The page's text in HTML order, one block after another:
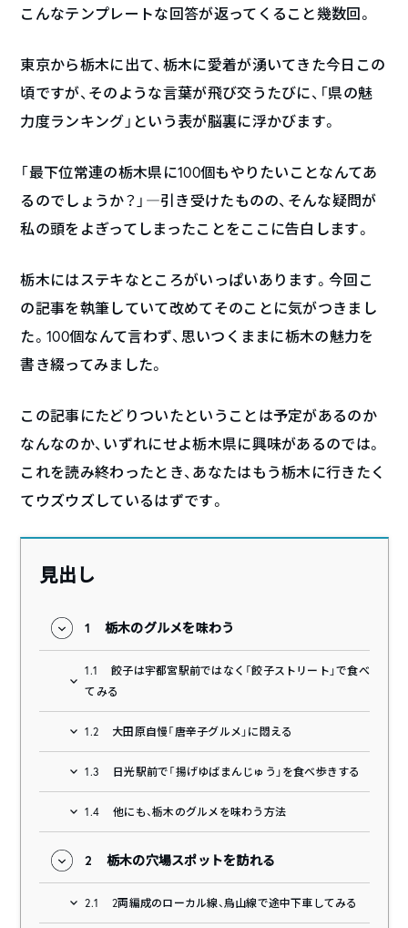
こんなテンプレートな回答が返ってくること幾数回。
東京から栃木に出て、栃木に愛着が湧いてきた今日この
頃ですが、そのような言葉が飛び交うたびに、「県の魅
力度ランキング」という表が脳裏に浮かびます。
「最下位常連の栃木県に100個もやりたいことなんてあ
るのでしょうか？」――――引き受けたものの、そんな疑問が
私の頭をよぎってしまったことをここに告白します。
栃木にはステキなところがいっぱいあります。今回こ
の記事を執筆していて改めてそのことに気がつきまし
た。100個なんて言わず、思いつくままに栃木の魅力を
書き綴ってみました。
この記事にたどりついたということは予定があるのか
なんなのか、いずれにせよ栃木県に興味があるのでは。
これを読み終わったとき、あなたはもう栃木に行きたく
てウズウズしているはずです。
見出し
1 栃木のグルメを味わう
1.1
餃子は宇都宮駅前ではなく「餃子ストリート」で食べ
てみる
1.2 大田原自慢「唐辛子グルメ」に悶える
1.3 日光駅前で「揚げゆばまんじゅう」を食べ歩きする
1.4 他にも、栃木のグルメを味わう方法
2 栃木の穴場スポットを訪れる
2.1 2両編成のローカル線、烏山線で途中下車してみる